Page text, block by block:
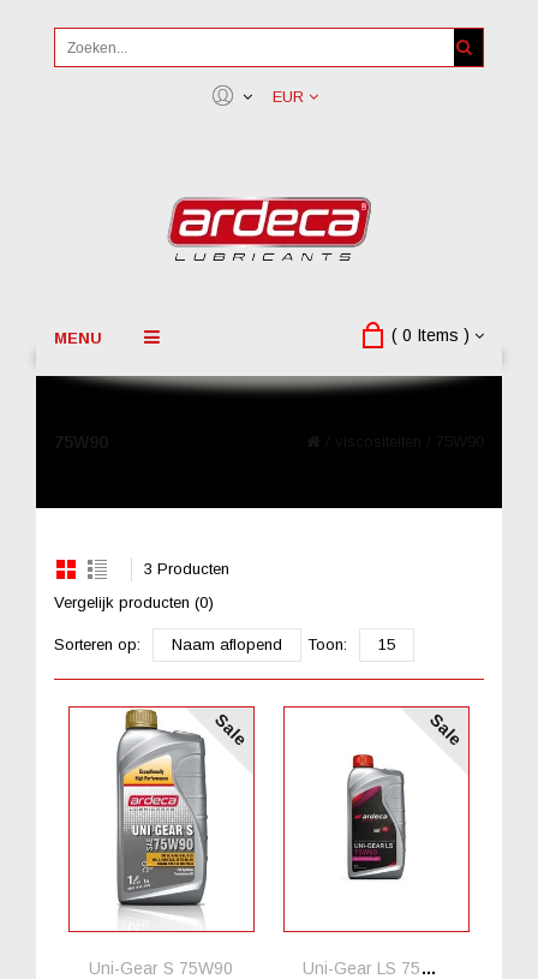
EUR
MENU ( 0 Items )
3 Producten
Vergelijk producten (0)
Sorteren op: Naam aflopend Toon: 15
Sale
Uni-Gear S 75W90
Sale
Uni-Gear LS 75W90